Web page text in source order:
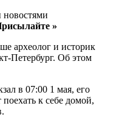
»
археолог и историк
Петербург. Об этом
в 07:00 1 мая, его
к себе домой,